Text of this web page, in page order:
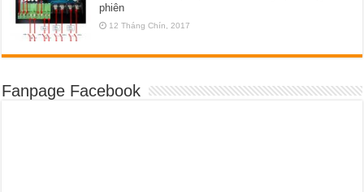
phiên
12 Tháng Chín, 2017
Fanpage Facebook